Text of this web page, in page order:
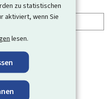
zu statistischen
aktiviert, wenn Sie
lesen.